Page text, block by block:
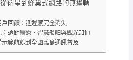
衛星到蜂巢式網路的無縫轉
戶回饋：延遲感完全消失
：遠距醫療、智慧船舶與觀光加值
示範航線到全國離島通訊普及